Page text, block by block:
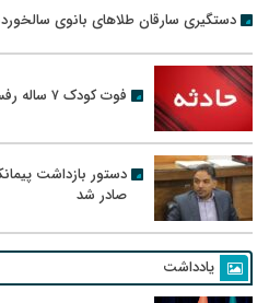
دستگیری سارقان طلاهای بانوی
فوت کودک ۷ ساله رفسنجانی در سانحه رانندگی
دستور بازداشت
صادر شد
یادداشت